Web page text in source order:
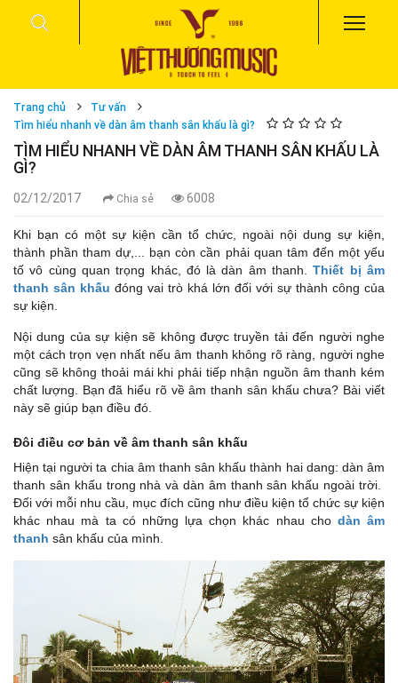
Trang chủ
Tư vấn
Tìm hiểu nhanh về dàn âm thanh sân khấu là gì?
TÌM HIỂU NHANH VỀ DÀN ÂM THANH SÂN KHẤU LÀ
GÌ?
02/12/2017 Chia sẻ 6008
Khi bạn có một sự kiện cần tổ chức, ngoài nội dung sự kiện,
thành phần tham dự,... bạn còn cần phải quan tâm đến một yếu
tố vô cùng quan trọng khác, đó là dàn âm thanh.Thiết bị âm
thanh sân khấu đóng vai trò khá lớn đối với sự thành công của
sự kiện.
Nội dung của sự kiện sẽ không được truyền tải đến người nghe
một cách trọn vẹn nhất nếu âm thanh không rõ ràng, người nghe
cũng sẽ không thoải mái khi phải tiếp nhận nguồn âm thanh kém
chất lượng. Bạn đã hiểu rõ về âm thanh sân khấu chưa? Bài viết
này sẽ giúp bạn điều đó.
Đôi điều cơ bản về âm thanh sân khấu
Hiện tại người ta chia âm thanh sân khấu thành hai dang: dàn âm
thanh sân khấu trong nhà và dàn âm thanh sân khấu ngoài trời.
Đối với mỗi nhu cầu, mục đích cũng như điều kiện tổ chức sự kiện
khác nhau mà ta có những lựa chọn khác nhau cho dàn âm
thanh sân khấu của mình.